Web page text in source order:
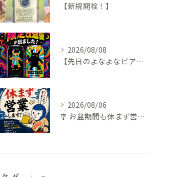
【新規開栓！】
2026/08/08
【先日のよなよなビアライズで特別な🍺仕入れてきました
2026/08/06
🎐 お盆期間も休まず営業します！ 🍺🥩